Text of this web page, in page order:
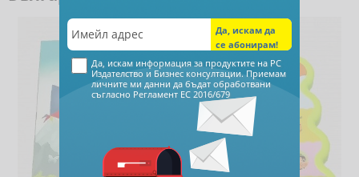
Да, искам информация за продуктите на РС
Издателство и Бизнес консултации. Приемам
личните ми данни да бъдат обработвани
съгласно Регламент ЕС 2016/679